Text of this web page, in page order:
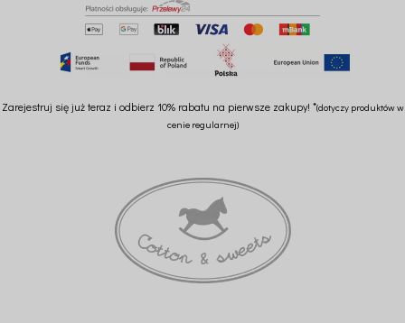
Zarejestruj się już teraz i odbierz 10% rabatu na pierwsze zakupy! *(dotyczy produktów w
cenie regularnej)